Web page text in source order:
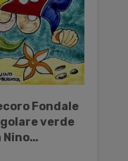
Fondale
verde
Nino